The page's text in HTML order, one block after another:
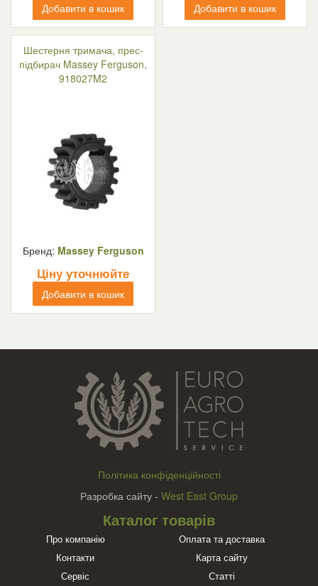
Добавити в кошик Добавити в кошик
Шестерня тримача, прес-
підбирач Massey Ferguson,
918027M2
Бренд: Massey Ferguson
Ціну уточнюйте
Добавити в кошик
Політика конфіденційності
Разробка сайту - West East Group
Каталог товарів
Про компанію
Оплата та доставка
Контакти
Карта сайту
Сервіс
Статті